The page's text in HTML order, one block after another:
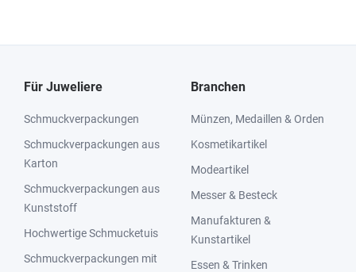
Für Juweliere
Schmuckverpackungen
Schmuckverpackungen aus
Karton
Schmuckverpackungen aus
Kunststoff
Hochwertige Schmucketuis
Schmuckverpackungen mit
Branchen
Münzen, Medaillen & Orden
Kosmetikartikel
Modeartikel
Messer & Besteck
Manufakturen &
Kunstartikel
Essen & Trinken